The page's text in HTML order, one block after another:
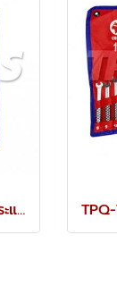
TPQ-TRDES6 (8-19 มม.) ประแจปากตายชุด 6 ตัว TOREX